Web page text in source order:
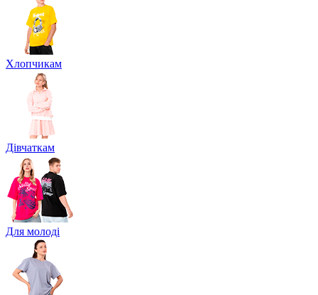
Хлопчикам
Дівчаткам
Для молоді